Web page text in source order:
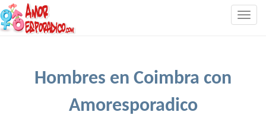
Hombres en Coimbra con
Amoresporadico